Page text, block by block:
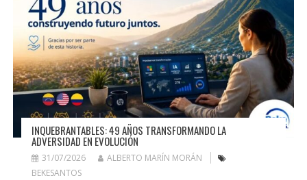
INQUEBRANTABLES: 49 AÑOS TRANSFORMANDO LA
ADVERSIDAD EN EVOLUCIÓN
31/07/2026
ALBERTO MARÍN MORÁN
BEKESANTOS